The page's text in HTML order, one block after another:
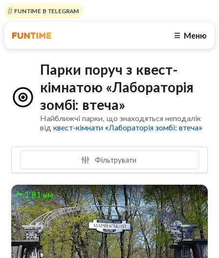
FUNTIME В TELEGRAM
☰ Меню
Парки поруч з квест-
кімнатою «Лабораторія
зомбі: втеча»
Найближчі парки, що знаходяться неподалік
відквест-кімнати «Лабораторія зомбі: втеча»
Фільтрувати
1.81 км